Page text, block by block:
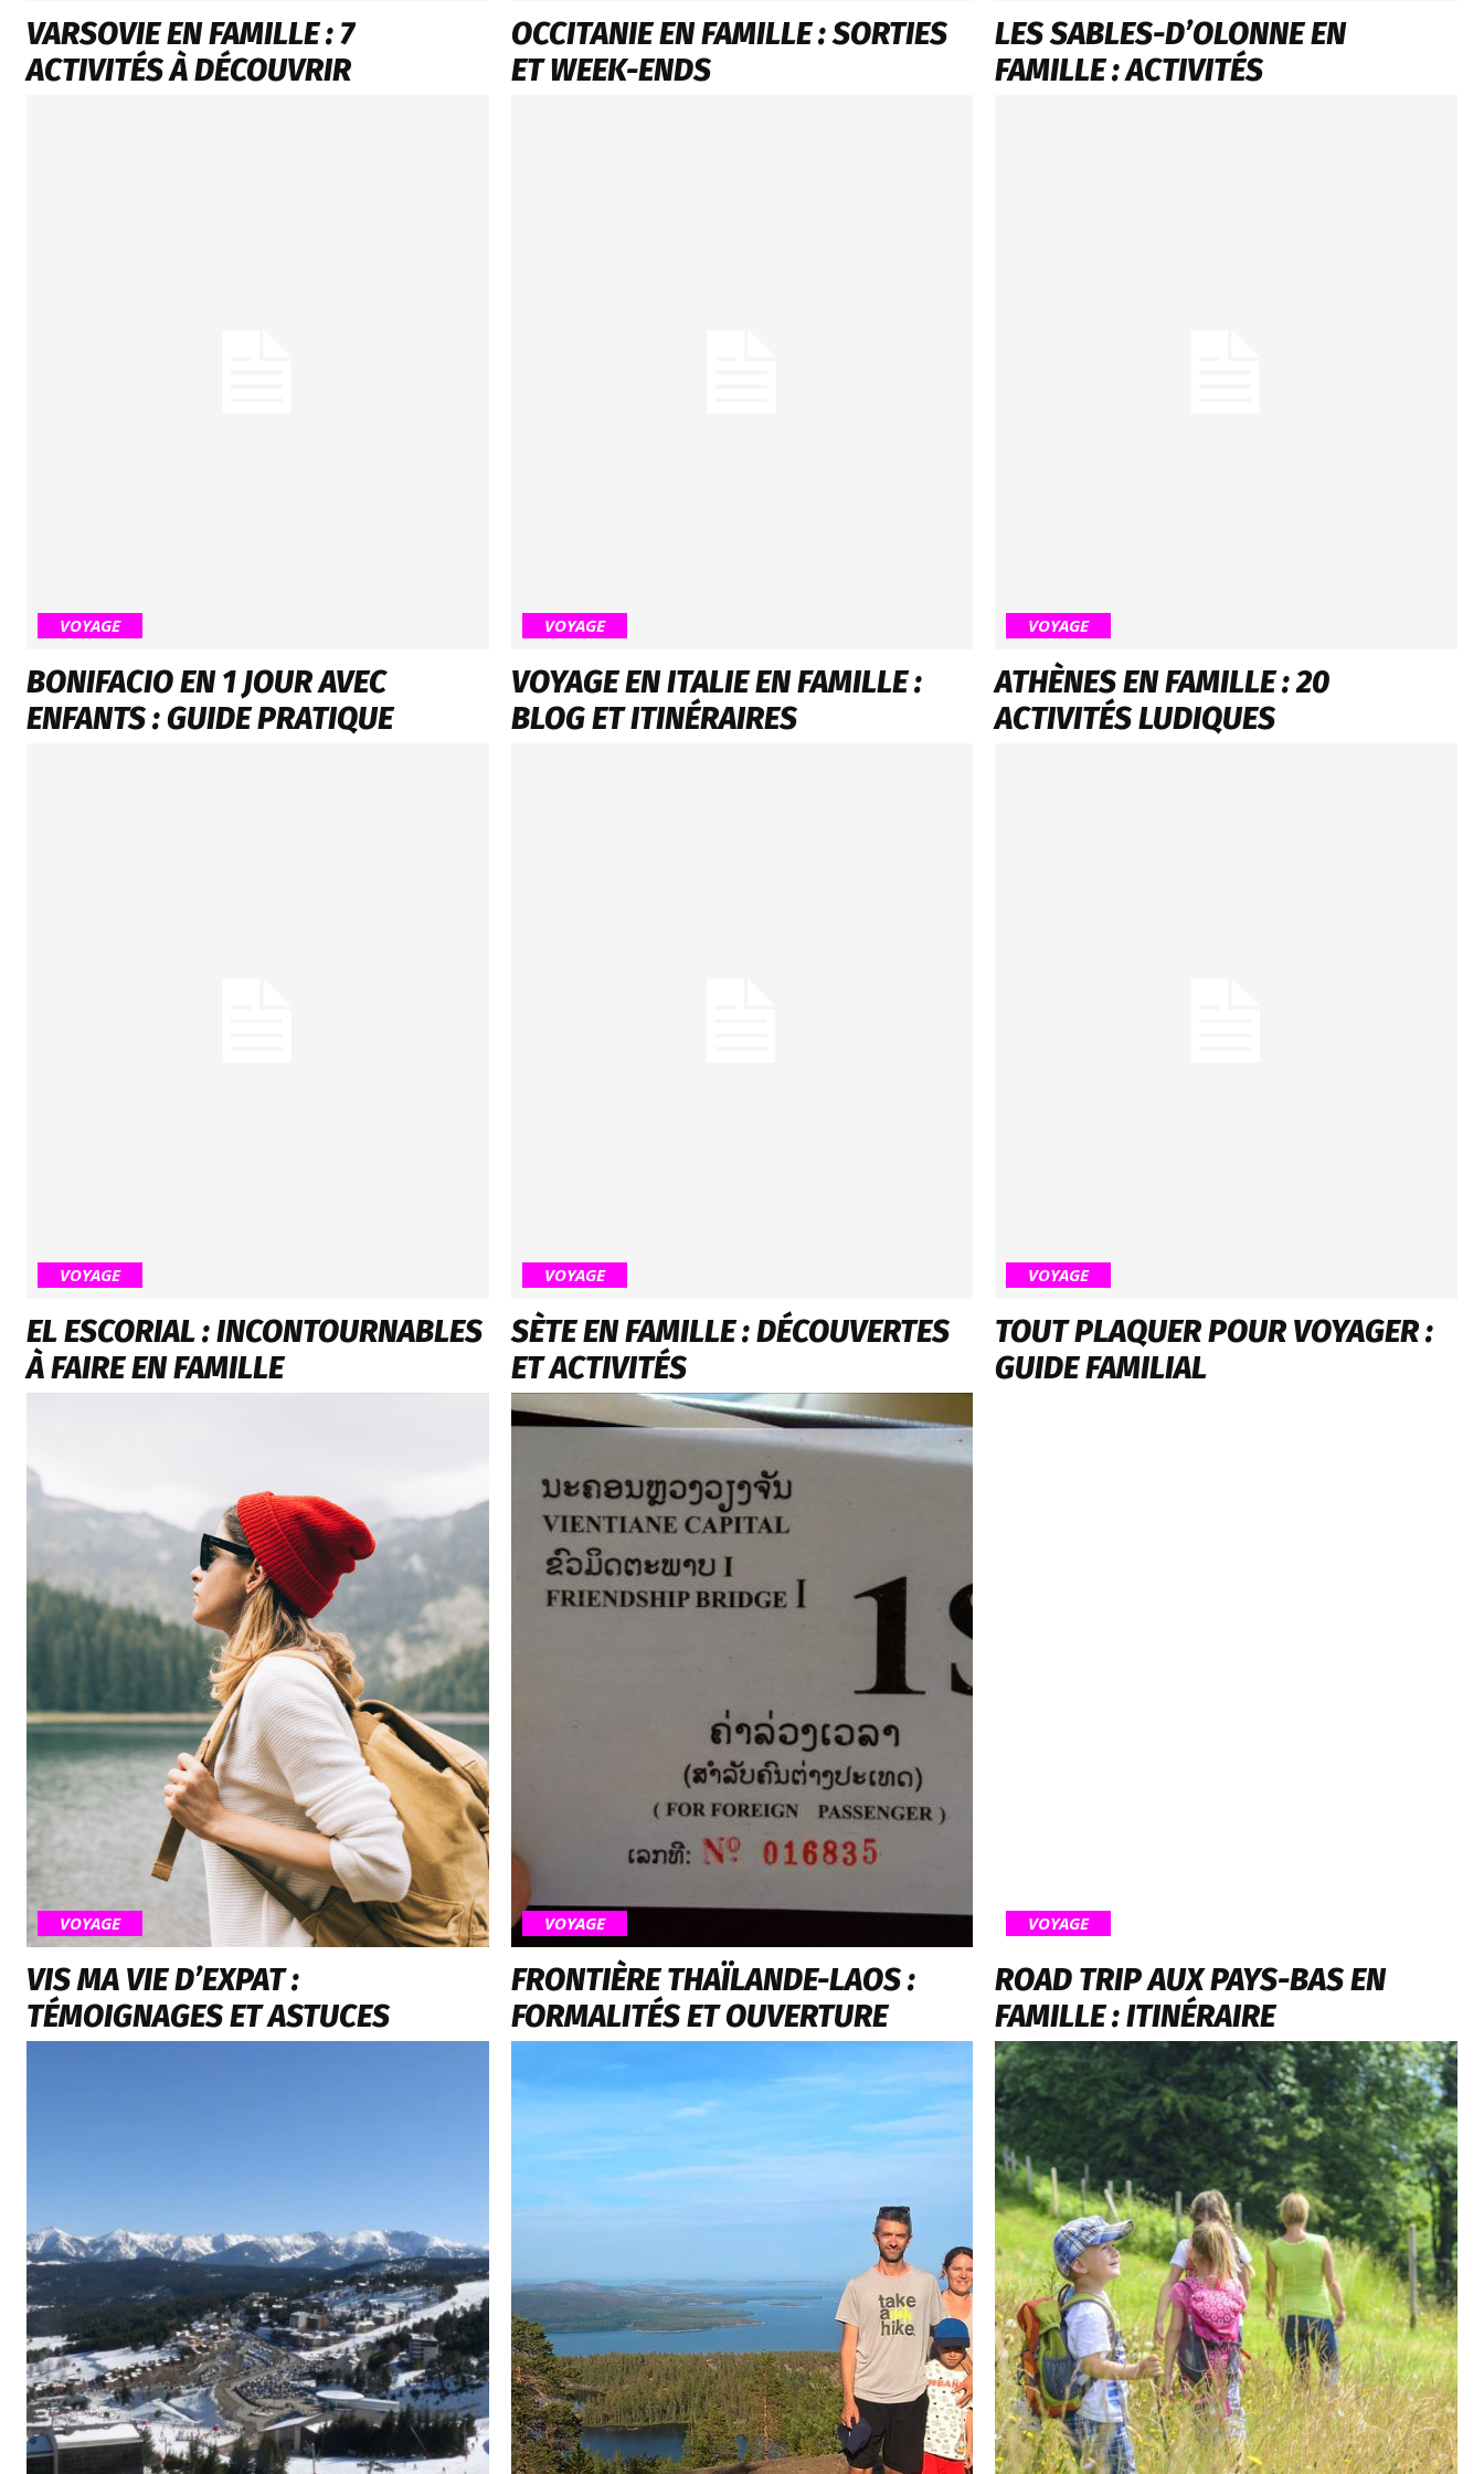
VARSOVIE EN FAMILLE : 7
ACTIVITÉS À DÉCOUVRIR
OCCITANIE EN FAMILLE : SORTIES
ET WEEK-ENDS
LES SABLES-D’OLONNE EN
FAMILLE : ACTIVITÉS
VOYAGE
BONIFACIO EN 1 JOUR AVEC
ENFANTS : GUIDE PRATIQUE
VOYAGE
VOYAGE EN ITALIE EN FAMILLE :
BLOG ET ITINÉRAIRES
VOYAGE
ATHÈNES EN FAMILLE : 20
ACTIVITÉS LUDIQUES
VOYAGE
EL ESCORIAL : INCONTOURNABLES
À FAIRE EN FAMILLE
VOYAGE
SÈTE EN FAMILLE : DÉCOUVERTES
ET ACTIVITÉS
VOYAGE
TOUT PLAQUER POUR VOYAGER :
GUIDE FAMILIAL
VOYAGE
VIS MA VIE D’EXPAT :
TÉMOIGNAGES ET ASTUCES
VOYAGE
FRONTIÈRE THAÏLANDE-LAOS :
FORMALITÉS ET OUVERTURE
VOYAGE
ROAD TRIP AUX PAYS-BAS EN
FAMILLE : ITINÉRAIRE